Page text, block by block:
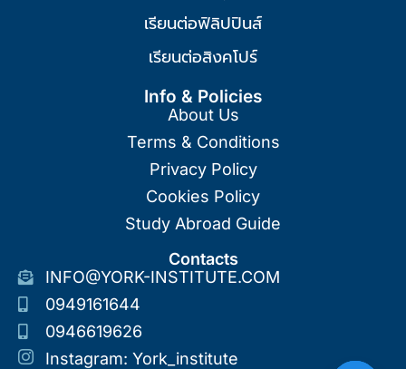
เรียนต่อฟิลิปปินส์
เรียนต่อสิงคโปร์
Info & Policies
About Us
Terms & Conditions
Privacy Policy
Cookies Policy
Study Abroad Guide
Contacts
INFO@YORK-INSTITUTE.COM
0949161644
0946619626
Instagram: York_institute